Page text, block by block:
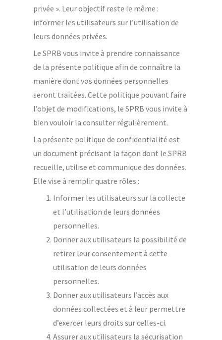
privée ». Leur objectif reste le même :
informer les utilisateurs sur l’utilisation de
leurs données privées.
Le SPRB vous invite à prendre connaissance
de la présente politique afin de connaître la
manière dont vos données personnelles
seront traitées. Cette politique pouvant faire
l’objet de modifications, le SPRB vous invite à
bien vouloir la consulter régulièrement.
La présente politique de confidentialité est
un document précisant la façon dont le SPRB
recueille, utilise et communique des données.
Elle vise à remplir quatre rôles :
Informer les utilisateurs sur la collecte
et l’utilisation de leurs données
personnelles.
Donner aux utilisateurs la possibilité de
retirer leur consentement à cette
utilisation de leurs données
personnelles.
Donner aux utilisateurs l’accès aux
données collectées et à leur permettre
d’exercer leurs droits sur celles-ci.
Assurer aux utilisateurs la sécurisation